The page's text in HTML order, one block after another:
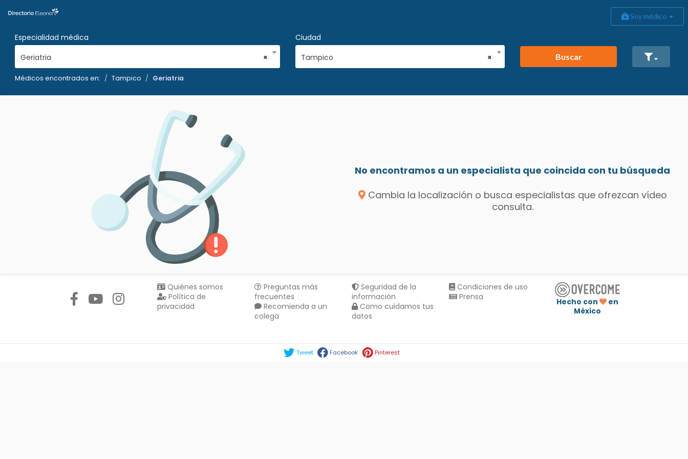
Soy médico
Especialidad médica
×
Geriatria
Ciudad
×
Tampico Buscar
Médicos encontrados en: Tampico Geriatria
No encontramos a un especialista que coincida con tu búsqueda
Cambia la localización o busca especialistas que ofrezcan vídeo
consulta.
Quiénes somos
Política de
privacidad
Preguntas más
frecuentes
Recomienda a un
colega
Seguridad de la
información
Como cuidamos tus
datos
Condiciones de uso
Prensa
Hecho con
en
México
Tweet Facebook Pinterest